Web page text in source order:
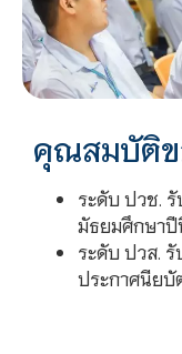
คุณสมบัติข
ระดับ ปวช.
มัธยมศึกษาปี
ระดับ ปวส.
ประกาศนียบั